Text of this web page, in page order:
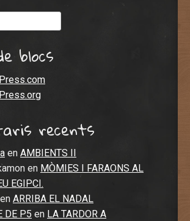
blocs
recents
en AMBIENTS II
en MÒMIES I FARAONS AL
EGIPCI.
en ARRIBA EL NADAL
DE P5 en LA TARDOR A